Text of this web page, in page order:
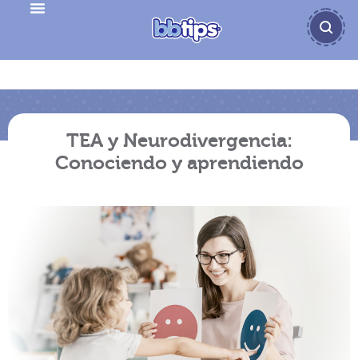
TEA y Neurodivergencia:
Conociendo y aprendiendo